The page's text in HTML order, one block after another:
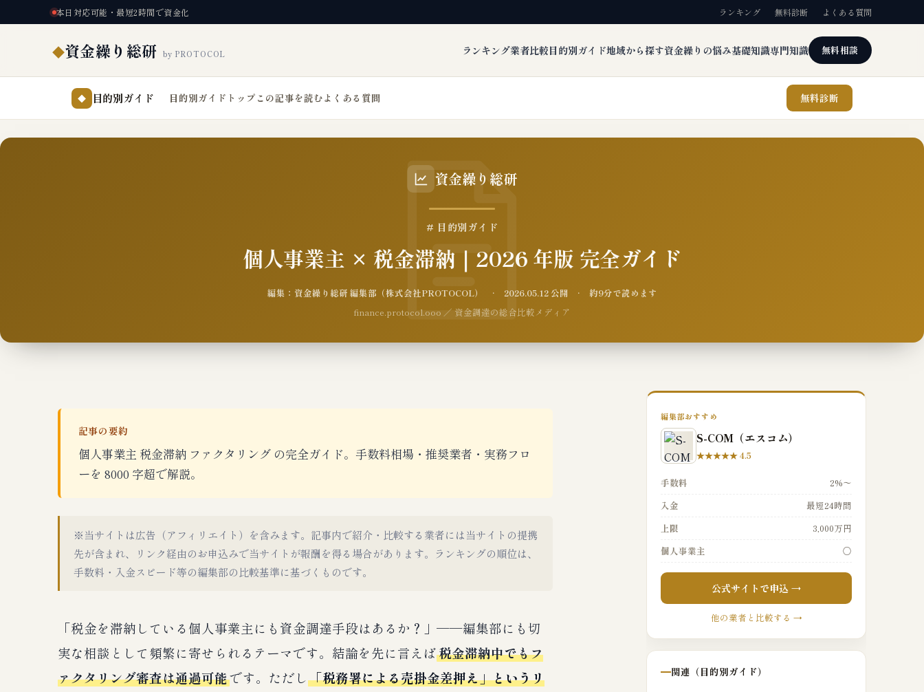
本日対応可能・最短2時間で資金化 ランキング 無料診断 よくある質問
◆資金繰り総研 by PROTOCOL ランキング業者比較目的別ガイド地域から探す資金繰りの悩み基礎知識専門知識 無料相談
◆ 目的別ガイド 目的別ガイドトップ この記事を読むよくある質問 無料診断
資金繰り総研
# 目的別ガイド
個人事業主 × 税金滞納｜2026 年版 完全ガイド
編集：資金繰り総研 編集部（株式会社PROTOCOL） · 2026.05.12 公開 · 約9分で読めます
finance.protocol.ooo ／ 資金調達の総合比較メディア
記事の要約
個人事業主 税金滞納 ファクタリング の完全ガイド。手数料相場・推奨業者・実務フロ
ーを 8000 字超で解説。
※当サイトは広告（アフィリエイト）を含みます。記事内で紹介・比較する業者には当サイトの提携
先が含まれ、リンク経由のお申込みで当サイトが報酬を得る場合があります。ランキングの順位は、
手数料・入金スピード等の編集部の比較基準に基づくものです。
「税金を滞納している個人事業主にも資金調達手段はあるか？」──編集部にも切
実な相談として頻繁に寄せられるテーマです。結論を先に言えば税金滞納中でもフ
ァクタリング審査は通過可能です。ただし「税務署による売掛金差押え」というリ
編集部おすすめ
S-COM（エスコム）
★★★★★ 4.5
手数料
2%〜
入金
最短24時間
上限
3,000万円
個人事業主
○
公式サイトで申込 →
他の業者と比較する →
関連（目的別ガイド）